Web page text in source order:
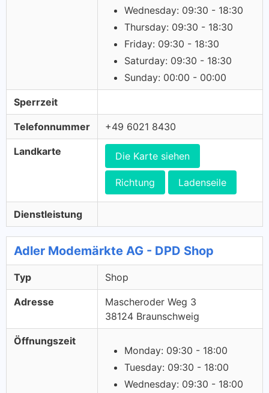
Wednesday: 09:30 - 18:30
Thursday: 09:30 - 18:30
Friday: 09:30 - 18:30
Saturday: 09:30 - 18:30
Sunday: 00:00 - 00:00
Sperrzeit
Telefonnummer +49 6021 8430
Landkarte Die Karte siehen
Richtung Ladenseile
Dienstleistung
Adler Modemärkte AG - DPD Shop
Typ Shop
Adresse
Mascheroder Weg 3
38124 Braunschweig
Öffnungszeit
Monday: 09:30 - 18:00
Tuesday: 09:30 - 18:00
Wednesday: 09:30 - 18:00